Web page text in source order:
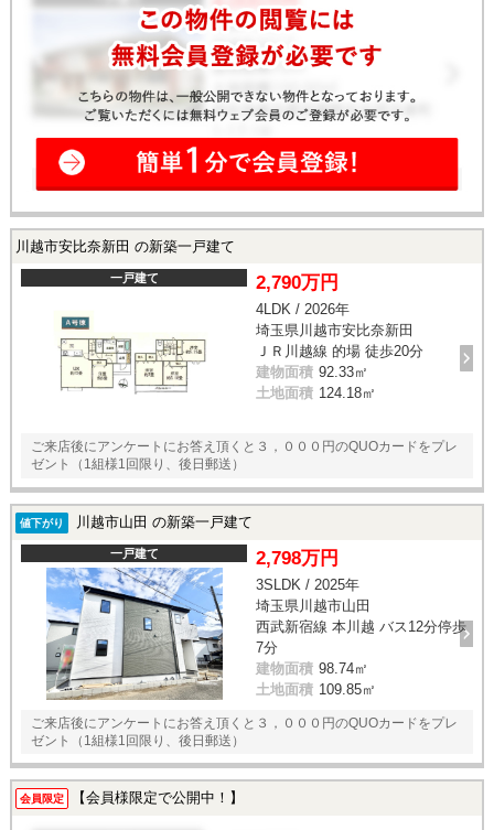
川越市安比奈新田 の新築一戸建て
一戸建て 2,790万円
4LDK / 2026年
埼玉県川越市安比奈新田
ＪＲ川越線 的場 徒歩20分
建物面積 92.33㎡
土地面積 124.18㎡
ご来店後にアンケートにお答え頂くと３，０００円のQUOカードをプレ
ゼント（1組様1回限り、後日郵送）
値下がり 川越市山田 の新築一戸建て
一戸建て 2,798万円
3SLDK / 2025年
埼玉県川越市山田
西武新宿線 本川越 バス12分停歩
7分
建物面積 98.74㎡
土地面積 109.85㎡
ご来店後にアンケートにお答え頂くと３，０００円のQUOカードをプレ
ゼント（1組様1回限り、後日郵送）
会員限定 【会員様限定で公開中！】